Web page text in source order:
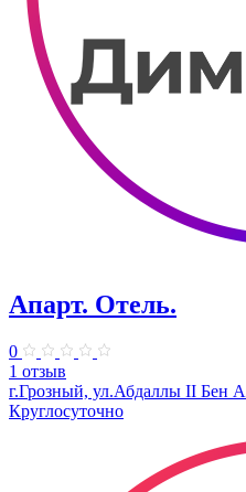
Апарт. Отель.
0
1 отзыв
г.Грозный, ул.Абдаллы II Бен
Круглосуточно